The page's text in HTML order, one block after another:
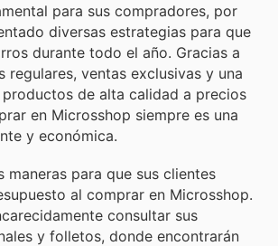
para sus compradores, por
diversas estrategias para que
durante todo el año. Gracias a
regulares, ventas exclusivas y una
de alta calidad a precios
en Microsshop siempre es una
y económica.
maneras para que sus clientes
al comprar en Microsshop.
consultar sus
y folletos, donde encontrarán